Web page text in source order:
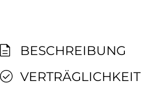
BESCHREIBUNG
VERTRÄGLICHKEIT